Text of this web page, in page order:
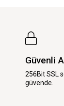
Güvenli
256Bit SSL
güvende.